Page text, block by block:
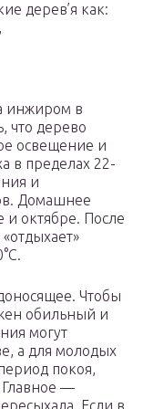
дерев’я как:
инжиром в
что дерево
освещение и
в пределах 22-
и
Домашнее
октябре. После
Чтобы
обильный и
могут
а для молодых
покоя,
—
Если в